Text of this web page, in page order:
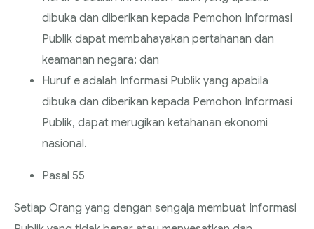
dibuka dan diberikan kepada Pemohon Informasi
Publik dapat membahayakan pertahanan dan
keamanan negara; dan
Huruf e adalah Informasi Publik yang apabila
dibuka dan diberikan kepada Pemohon Informasi
Publik, dapat merugikan ketahanan ekonomi
nasional.
Pasal 55
Setiap Orang yang dengan sengaja membuat Informasi